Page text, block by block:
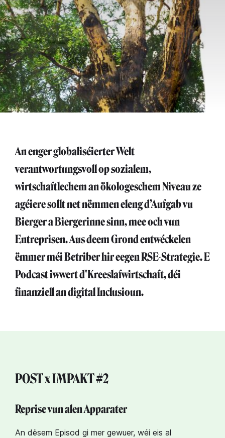
An enger globaliséierter Welt
verantwortungsvoll op sozialem,
wirtschaftlechem an ökologeschem Niveau ze
agéiere sollt net nëmmen eleng d’Aufgab vu
Bierger a Biergerinne sinn, mee och vun
Entreprisen. Aus deem Grond entwéckelen
ëmmer méi Betriber hir eegen RSE-Strategie. E
Podcast iwwert d'Kreeslafwirtschaft, déi
finanziell an digital Inclusioun.
POST x IMPAKT #2
Reprise vun alen Apparater
An dësem Episod gi mer gewuer, wéi eis al